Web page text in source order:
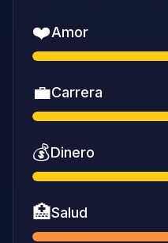
❤️Amor
💼Carrera
💰Dinero
🏥Salud